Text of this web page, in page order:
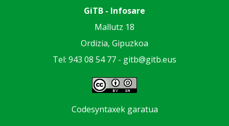
GiTB - Infosare
Mallutz 18
Ordizia, Gipuzkoa
Tel: 943 08 54 77 - gitb@gitb.eus
Codesyntaxek garatua